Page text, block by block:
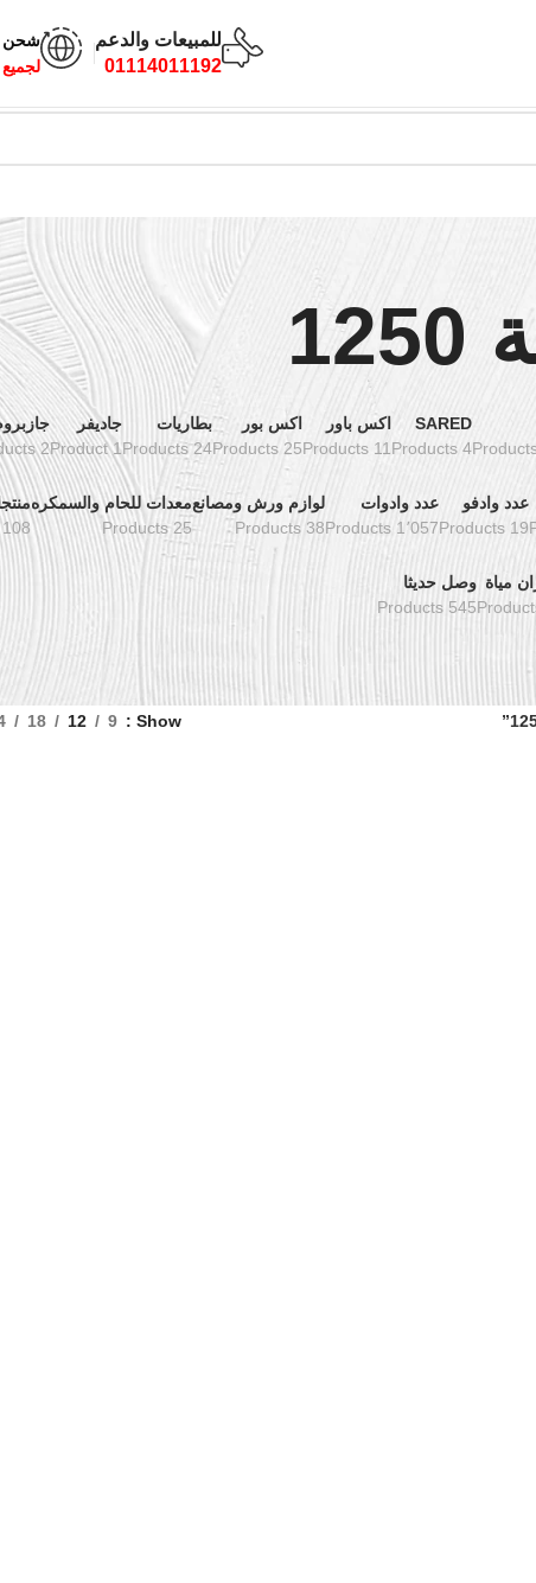
للمبيعات والدعم
01114011192
شحن
SARED
4 Products
اكس باور
11 Products
اكس بور
25 Products
بطاريات
24 Products
جاديفر
1 Product
2 Products
عدد وادفو
19 Products
عدد وادوات
1٬057 Products
لوازم ورش ومصانع
38 Products
معدات للحام والسمكره
25 Products
108 Products
مياة وصل حديثا
545 Products
Show
9
12
18